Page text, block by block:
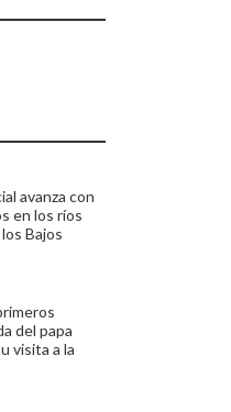
avanza con
en los ríos
Bajos
del papa
visita a la